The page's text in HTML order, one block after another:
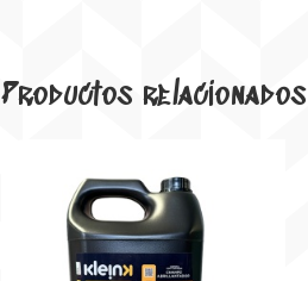
Productos relacionados